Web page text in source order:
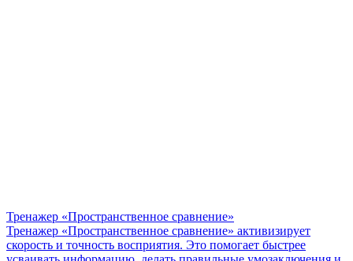
Тренажер «Пространственное сравнение»
Тренажер «Пространственное сравнение» активизирует
скорость и точность восприятия. Это помогает быстрее